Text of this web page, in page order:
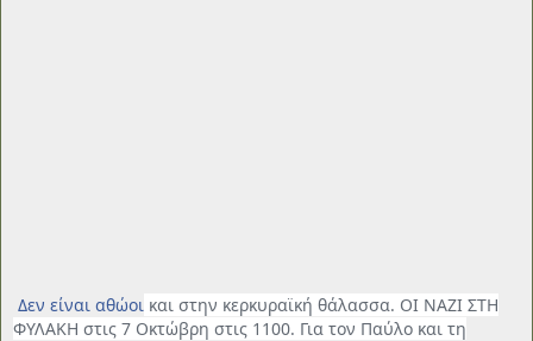
Δεν είναι αθώοι και στην κερκυραϊκή θάλασσα. ΟΙ ΝΑΖΙ ΣΤΗ
ΦΥΛΑΚΗ στις 7 Οκτώβρη στις 1100. Για τον Παύλο και τη